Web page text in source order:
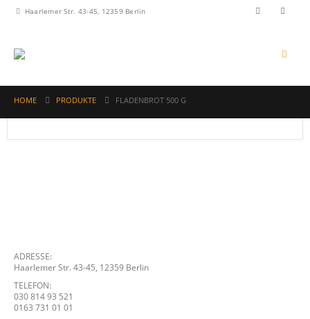
Haarlemer Str. 43-45, 12359 Berlin
HOME PRODUKTE FLADENBROT 500 G
ADRESSE:
Haarlemer Str. 43-45, 12359 Berlin
TELEFON:
030 814 93 521
0163 731 01 01